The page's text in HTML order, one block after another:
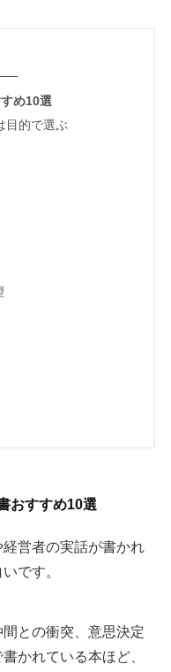
め10選
目的で選ぶ
おすすめ10選
営者の実話が書かれ
です。
との衝突、意思決定
かれている本ほど、